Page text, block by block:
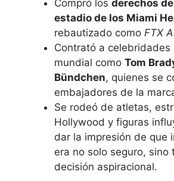
Compró los derechos
estadio de los Miami
rebautizado como FTX
Contrató a celebridades
mundial como Tom
Bündchen, quienes se
embajadores de la
Se rodeó de atletas,
Hollywood y figuras
dar la impresión de que
era no solo seguro, sino
decisión aspiracional.